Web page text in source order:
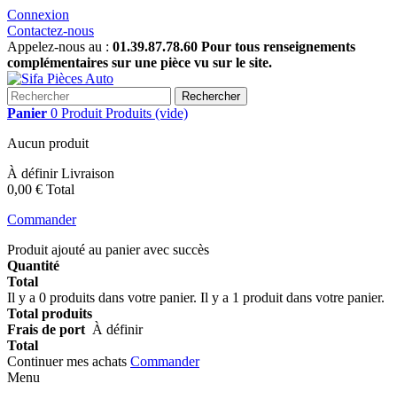
Connexion
Contactez-nous
Appelez-nous au : 01.39.87.78.60 Pour tous renseignements
complémentaires sur une pièce vu sur le site.
Rechercher
Panier 0 Produit Produits (vide)
Aucun produit
À définirLivraison
0,00 € Total
Commander
Produit ajouté au panier avec succès
Quantité
Total
Il y a 0 produits dans votre panier. Il y a 1 produit dans votre panier.
Total produits
Frais de port À définir
Total
Continuer mes achats Commander
Menu